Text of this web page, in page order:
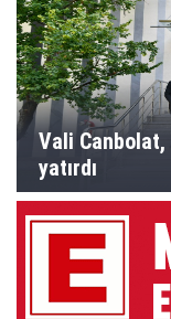
Vali Canbolat,
yatırdı